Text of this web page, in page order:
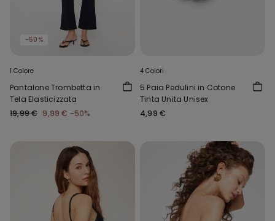
-50%
1 Colore
Pantalone Trombetta in
Tela Elasticizzata
19,99 € 9,99 € -50%
4 Colori
5 Paia Pedulini in Cotone
Tinta Unita Unisex
4,99 €